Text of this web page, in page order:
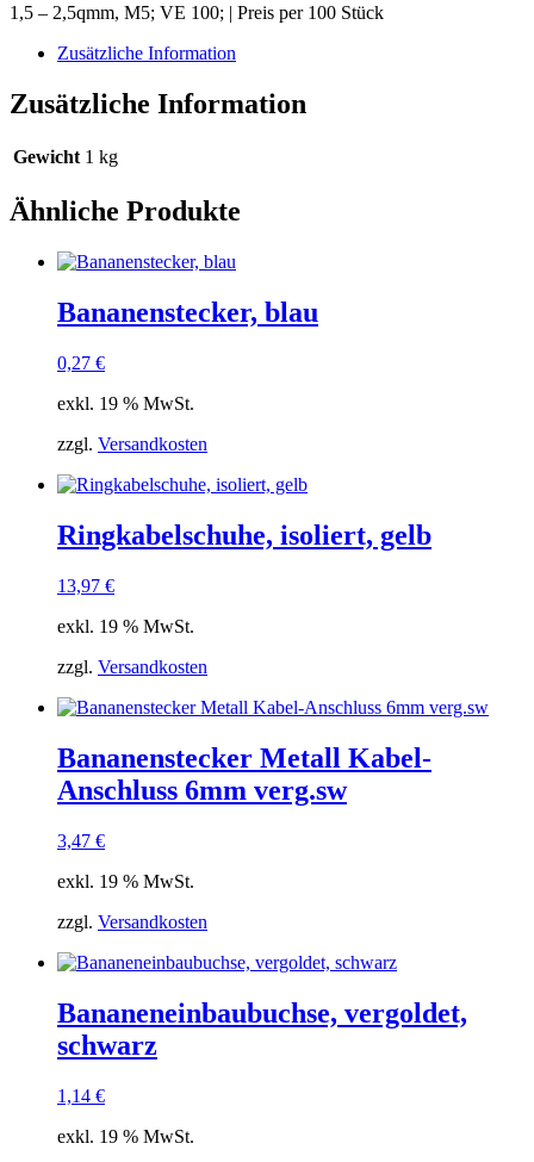
1,5 – 2,5qmm, M5; VE 100; | Preis per 100 Stück
Zusätzliche Information
Zusätzliche Information
Gewicht 1 kg
Ähnliche Produkte
Bananenstecker, blau
0,27 €
exkl. 19 % MwSt.
zzgl. Versandkosten
Ringkabelschuhe, isoliert, gelb
13,97 €
exkl. 19 % MwSt.
zzgl. Versandkosten
Bananenstecker Metall Kabel-
Anschluss 6mm verg.sw
3,47 €
exkl. 19 % MwSt.
zzgl. Versandkosten
Bananeneinbaubuchse, vergoldet,
schwarz
1,14 €
exkl. 19 % MwSt.